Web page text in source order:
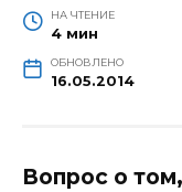
НА ЧТЕНИЕ
4 мин
ОБНОВЛЕНО
16.05.2014
Вопрос о